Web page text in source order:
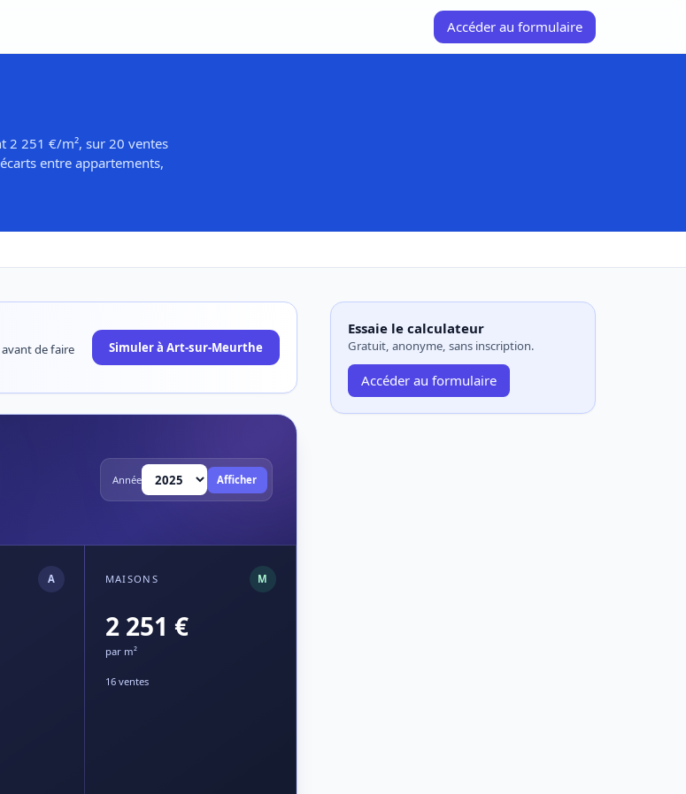
Accéder au formulaire
2 251 €/m², sur 20 ventes
entre appartements,
de faire
Simuler à Art-sur-Meurthe
Année Afficher
A MAISONS M
2 251 €
par m²
16 ventes
Essaie le calculateur
Gratuit, anonyme, sans inscription.
Accéder au formulaire